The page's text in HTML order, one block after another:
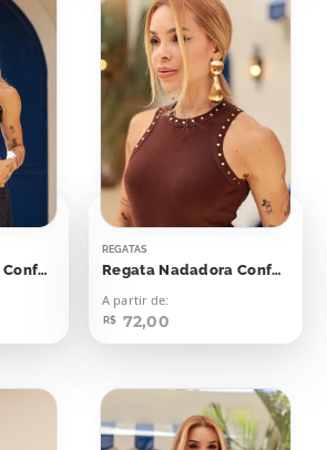
Regata Nadadora Confort Bolinhas Aplicação
REGATAS
Regata Nadadora Confort Bolinhas Aplicação
A partir de:
R$ 72,00